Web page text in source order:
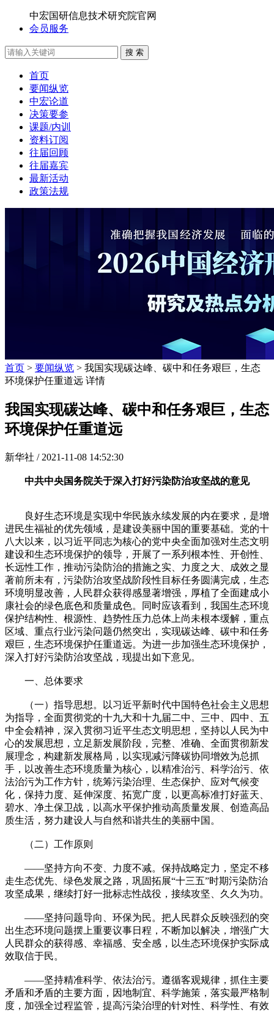
中宏国研信息技术研究院官网
会员服务
搜 索
首页
要闻纵览
中宏论道
决策要参
课题/内训
资料订阅
往届回顾
往届嘉宾
最新活动
政策法规
首页 > 要闻纵览 > 我国实现碳达峰、碳中和任务艰巨，生态
环境保护任重道远 详情
我国实现碳达峰、碳中和任务艰巨，生态
环境保护任重道远
新华社 / 2021-11-08 14:52:30
中共中央国务院关于深入打好污染防治攻坚战的意见
良好生态环境是实现中华民族永续发展的内在要求，是增
进民生福祉的优先领域，是建设美丽中国的重要基础。党的十
八大以来，以习近平同志为核心的党中央全面加强对生态文明
建设和生态环境保护的领导，开展了一系列根本性、开创性、
长远性工作，推动污染防治的措施之实、力度之大、成效之显
著前所未有，污染防治攻坚战阶段性目标任务圆满完成，生态
环境明显改善，人民群众获得感显著增强，厚植了全面建成小
康社会的绿色底色和质量成色。同时应该看到，我国生态环境
保护结构性、根源性、趋势性压力总体上尚未根本缓解，重点
区域、重点行业污染问题仍然突出，实现碳达峰、碳中和任务
艰巨，生态环境保护任重道远。为进一步加强生态环境保护，
深入打好污染防治攻坚战，现提出如下意见。
一、总体要求
（一）指导思想。以习近平新时代中国特色社会主义思想
为指导，全面贯彻党的十九大和十九届二中、三中、四中、五
中全会精神，深入贯彻习近平生态文明思想，坚持以人民为中
心的发展思想，立足新发展阶段，完整、准确、全面贯彻新发
展理念，构建新发展格局，以实现减污降碳协同增效为总抓
手，以改善生态环境质量为核心，以精准治污、科学治污、依
法治污为工作方针，统筹污染治理、生态保护、应对气候变
化，保持力度、延伸深度、拓宽广度，以更高标准打好蓝天、
碧水、净土保卫战，以高水平保护推动高质量发展、创造高品
质生活，努力建设人与自然和谐共生的美丽中国。
（二）工作原则
——坚持方向不变、力度不减。保持战略定力，坚定不移
走生态优先、绿色发展之路，巩固拓展“十三五”时期污染防治
攻坚成果，继续打好一批标志性战役，接续攻坚、久久为功。
——坚持问题导向、环保为民。把人民群众反映强烈的突
出生态环境问题摆上重要议事日程，不断加以解决，增强广大
人民群众的获得感、幸福感、安全感，以生态环境保护实际成
效取信于民。
——坚持精准科学、依法治污。遵循客观规律，抓住主要
矛盾和矛盾的主要方面，因地制宜、科学施策，落实最严格制
度，加强全过程监管，提高污染治理的针对性、科学性、有效